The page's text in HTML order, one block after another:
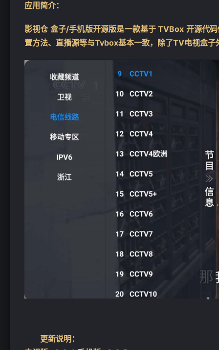
应用简介：
影视仓 盒子/手机版开源版是一款基于 TVBox 开源代
置方法、直播源等与Tvbox基本一致，除了TV电视盒子
更新说明：